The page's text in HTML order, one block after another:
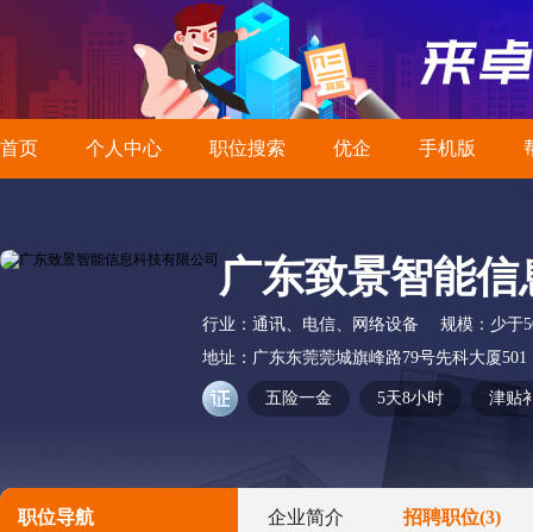
首页 个人中心 职位搜索 优企 手机版
广东致景智能
行业： 通讯、电信、网络设备 规模： 少于
地址： 广东东莞莞城旗峰路79号先科大厦501
五险一金 5天8小时 津贴
职位导航 企业简介 招聘职位(3)